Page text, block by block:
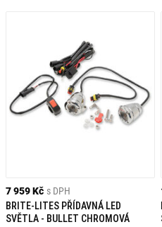
7 959 Kč s DPH
BRITE-LITES PŘÍDAVNÁ LED
SVĚTLA - BULLET CHROMOVÁ